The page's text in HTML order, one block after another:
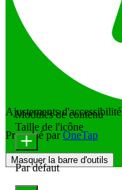
Ajustements d'accessibilité
Propulsé parOneTap
Masquer la barre d'outils
Modules de contenu
Taille de l'icône
Par défaut